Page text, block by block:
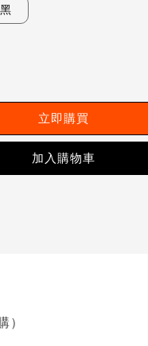
黑
立即購買
加入購物車